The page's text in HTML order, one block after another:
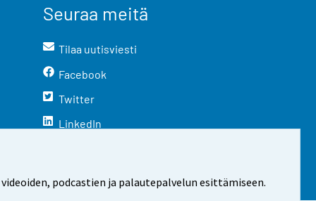
podcastien ja palautepalvelun esittämiseen.
Seuraa meitä
Tilaa uutisviesti
Facebook
Twitter
LinkedIn